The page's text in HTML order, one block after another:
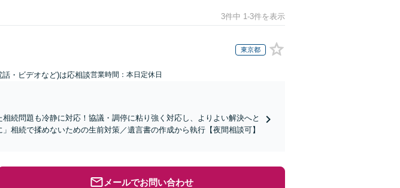
3件中 1-3件を表示
東京都
・ビデオなど)は応相談営業時間：本日定休日
続問題も冷静に対応！協議・調停に粘り強く対応し、よりよい解決へと
相続で揉めないための生前対策／遺言書の作成から執行【夜間相談可】
メールでお問い合わせ